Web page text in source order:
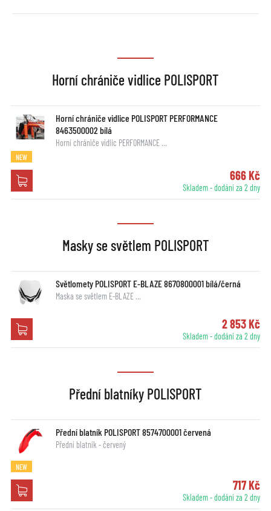
Horní chrániče vidlice POLISPORT
Horní chrániče vidlice POLISPORT PERFORMANCE
8463500002 bílá
Horní chrániče vidlic PERFORMANCE …
NEW
666 Kč
Skladem - dodání za 2 dny
Masky se světlem POLISPORT
Světlomety POLISPORT E-BLAZE 8670800001 bílá/černá
Maska se světlem E-BLAZE …
2 853 Kč
Skladem - dodání za 2 dny
Přední blatníky POLISPORT
Přední blatník POLISPORT 8574700001 červená
Přední blatník - červený
NEW
717 Kč
Skladem - dodání za 2 dny